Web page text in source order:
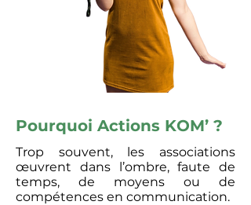
Pourquoi Actions KOM’ ?
Trop souvent, les associations
œuvrent dans l’ombre, faute de
temps, de moyens ou de
compétences en communication.